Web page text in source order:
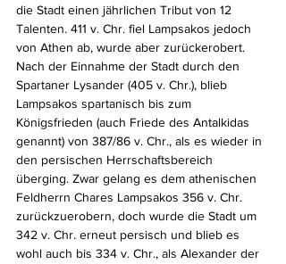
die Stadt einen jährlichen Tribut von 12
Talenten. 411 v. Chr. fiel Lampsakos jedoch
von Athen ab, wurde aber zurückerobert.
Nach der Einnahme der Stadt durch den
Spartaner Lysander (405 v. Chr.), blieb
Lampsakos spartanisch bis zum
Königsfrieden (auch Friede des Antalkidas
genannt) von 387/86 v. Chr., als es wieder in
den persischen Herrschaftsbereich
überging. Zwar gelang es dem athenischen
Feldherrn Chares Lampsakos 356 v. Chr.
zurückzuerobern, doch wurde die Stadt um
342 v. Chr. erneut persisch und blieb es
wohl auch bis 334 v. Chr., als Alexander der